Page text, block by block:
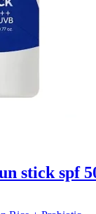
stick spf